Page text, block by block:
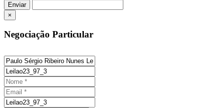
Enviar
×
Negociação Particular